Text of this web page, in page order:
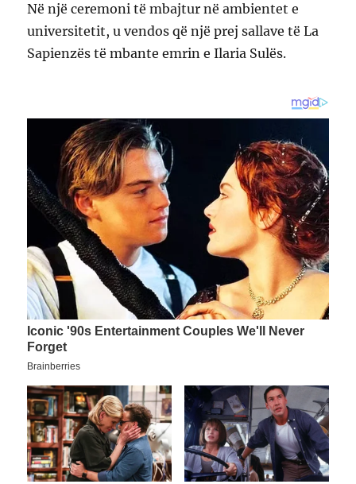
Në një ceremoni të mbajtur në ambientet e
universitetit, u vendos që një prej sallave të La
Sapienzës të mbante emrin e Ilaria Sulës.